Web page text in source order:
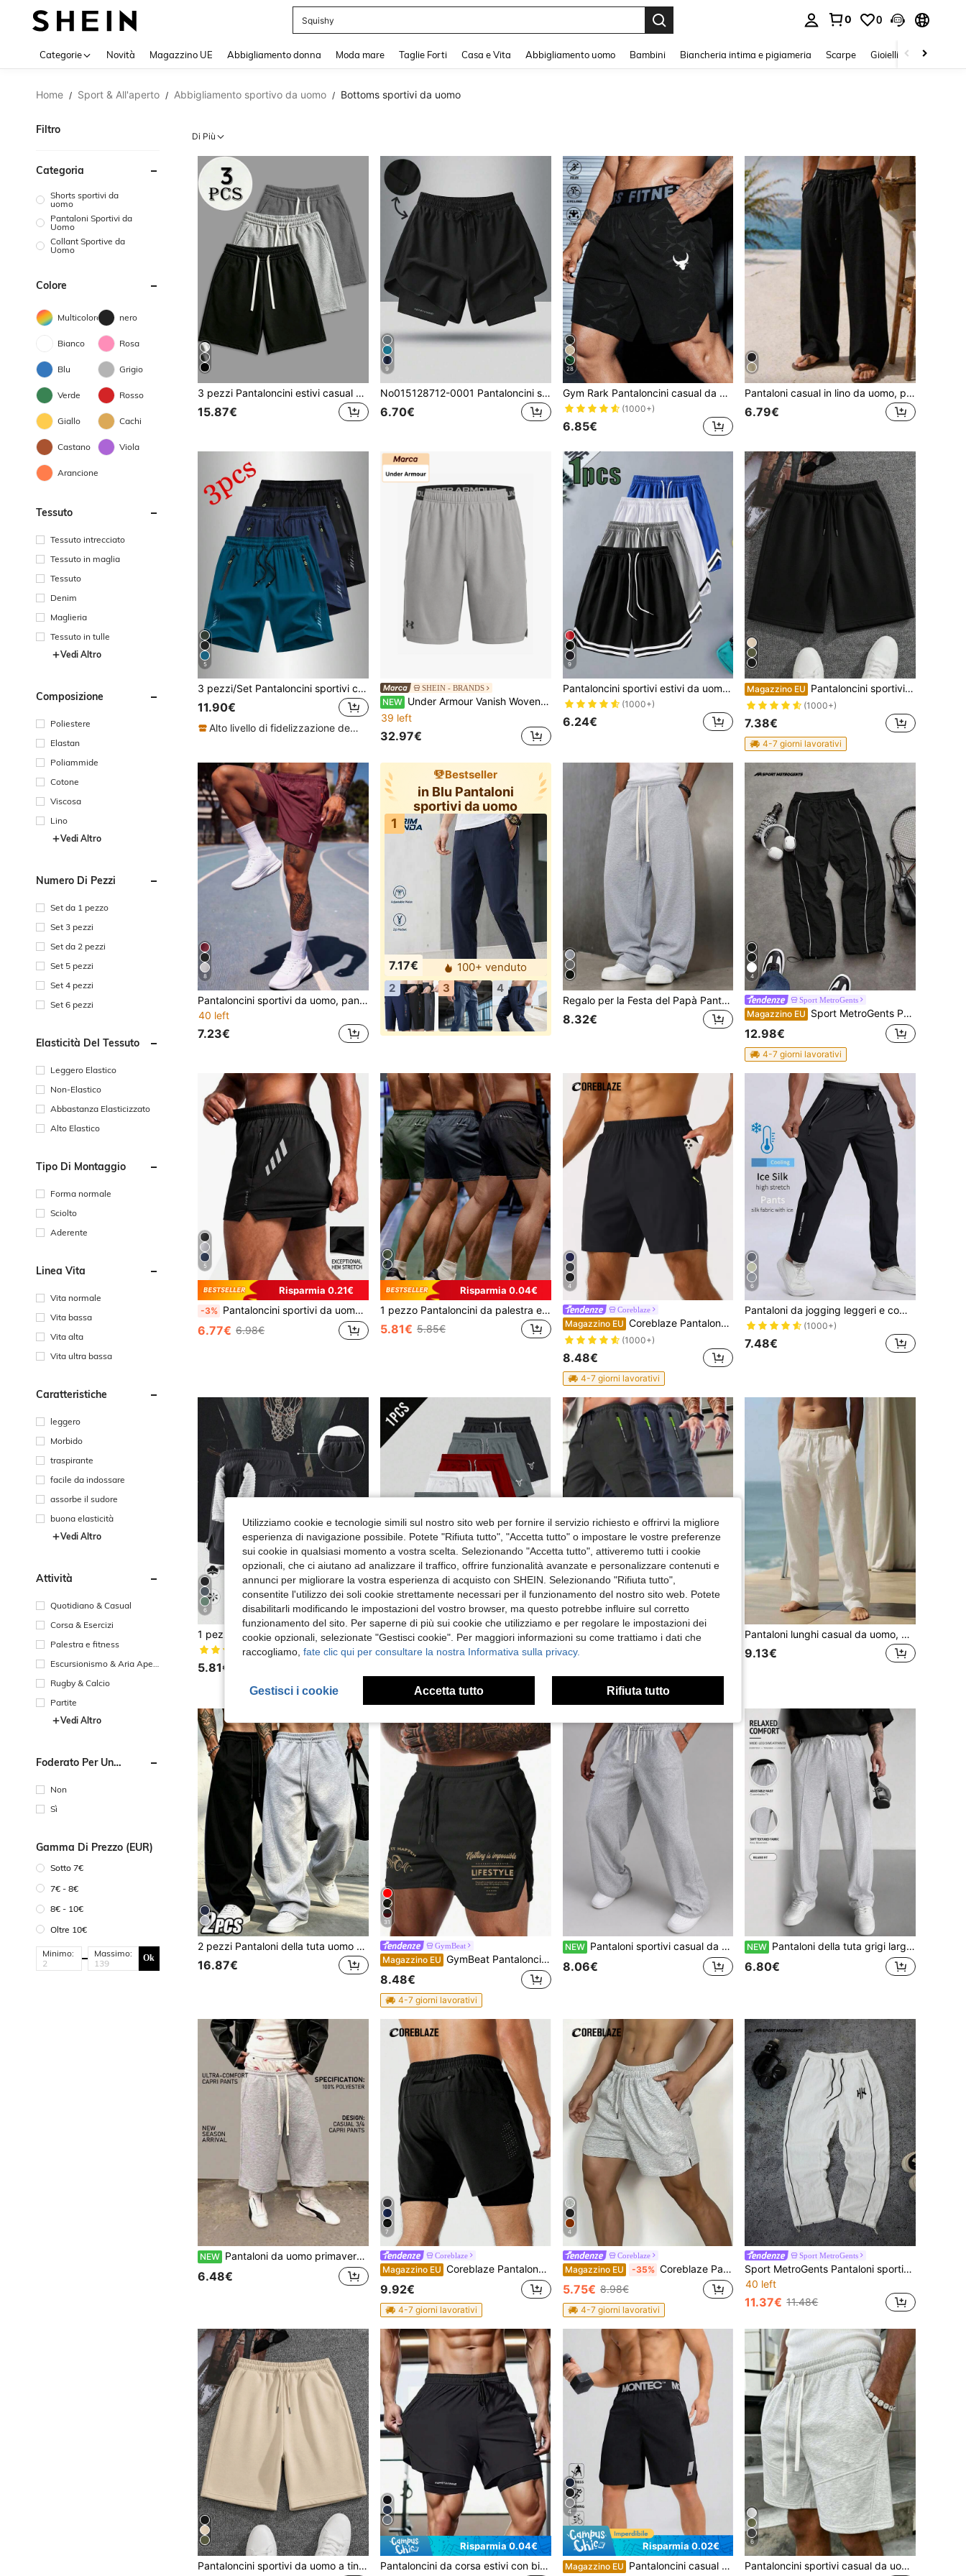
Squishy
0 0
Categorie Novità Magazzino UE Abbigliamento donna Moda mare Taglie Forti Casa e Vita Abbigliamento uomo Bambini Biancheria intima e pigiameria Scarpe Gioielli E Accessori
Home / Sport & All'aperto / Abbigliamento sportivo da uomo / Bottoms sportivi da uomo
Filtro
Categoria
Shorts sportivi da
uomo
Pantaloni Sportivi da
Uomo
Collant Sportive da
Uomo
Colore
Multicolore nero
Bianco Rosa
Blu Grigio
Verde Rosso
Giallo Cachi
Castano Viola
Arancione
Tessuto
Tessuto intrecciato
Tessuto in maglia
Tessuto
Denim
Maglieria
Tessuto in tulle
Vedi Altro
Composizione
Poliestere
Elastan
Poliammide
Cotone
Viscosa
Lino
Vedi Altro
Numero Di Pezzi
Set da 1 pezzo
Set 3 pezzi
Set da 2 pezzi
Set 5 pezzi
Set 4 pezzi
Set 6 pezzi
Elasticità Del Tessuto
Leggero Elastico
Non-Elastico
Abbastanza Elasticizzato
Alto Elastico
Tipo Di Montaggio
Forma normale
Sciolto
Aderente
Linea Vita
Vita normale
Vita bassa
Vita alta
Vita ultra bassa
Caratteristiche
leggero
Morbido
traspirante
facile da indossare
assorbe il sudore
buona elasticità
Vedi Altro
Attività
Quotidiano & Casual
Corsa & Esercizi
Palestra e fitness
Escursionismo & Aria Apert
Rugby & Calcio
Partite
Vedi Altro
Foderato Per Un
Non
Sì
Gamma Di Prezzo (EUR)
Sotto 7€
7€ - 8€
8€ - 10€
Oltre 10€
Minimo: Massimo: Ok
Di Più
3 pezzi Pantaloncini estivi casual da uomo - Vita elastica con coulisse, vestibilità ampia e traspirante per sport
15.87€
9
No015128712-0001 Pantaloncini sportivi casual unisex con vita con coulisse, tasche con zip, design a doppio strato, adatti per escursionismo, ciclismo, basket, corsa, pantaloncini boyfriend, sport indoor, primavera/estate, colore nero
6.70€
28
Gym Rark Pantaloncini casual da uomo stile boyfriend con stampa di toro e cinturino, pantaloncini neri da palestra, atletici, leggeri
(1000+)
6.85€
Pantaloni casual in lino da uomo, pantaloni sportivi leggeri e alla moda per l'estate
6.79€
5
3 pezzi/Set Pantaloncini sportivi casual larghi e ad asciugatura rapida da uomo con design a strisce riflettenti, tasche, adatti per la corsa e le attività all'aperto
11.90€
Alto livello di fidelizzazione dei clienti
SHEIN - BRANDS
NEW Under Armour Vanish Woven Men's 6" Shorts Grey
39 left
32.97€
9
Pantaloncini sportivi estivi da uomo per basket, con laccetto, elastico in vita, in rete, asciugatura rapida, colore nero
(1000+)
6.24€
Magazzino EU Pantaloncini sportivi da uomo a tinta unita, slim fit, lunghezza 5 pollici, leggeri e elastici, adatti per attività all'aperto come campeggio, jogging, allenamento di basket e gite del fine settimana
(1000+)
7.38€
4-7 giorni lavorativi
8
Pantaloncini sportivi da uomo, pantaloncini adatti per sport, fitness, corsa, abbigliamento da palestra, morbidi e non aderenti.
40 left
7.23€
Bestseller
in Blu Pantaloni
sportivi da uomo
1
7.17€
100+ venduto
2
3 4
Regalo per la Festa del Papà Pantaloni in maglia tinta unita minimalisti e versatili da uomo, adatti per sport e abbigliamento casual, alla moda e versatili
8.32€
4
Sport MetroGents
Magazzino EU Sport MetroGents Pantaloni casual da uomo con vita regolabile, pantaloni sportivi traspiranti per fitness autunnali, palestra
12.98€
4-7 giorni lavorativi
5
Risparmia 0.21€
-3% Pantaloncini sportivi da uomo, opzioni multicolore, pantaloncini sportivi da running da uomo, pantaloncini estivi da esterno traspiranti e ad asciugatura rapida, nero
6.77€ 6.98€
Risparmia 0.04€
1 pezzo Pantaloncini da palestra elastici da uomo, adatti per corsa, allenamento, fitness, basket, nero, per primavera/estate
5.81€ 5.85€
4
Coreblaze
Magazzino EU Coreblaze Pantaloncini sportivi da uomo con vita elastica, stile boyfriend, pantaloncini da jogging, leggeri
(1000+)
8.48€
4-7 giorni lavorativi
6
Pantaloni da jogging leggeri e comodi da uomo, con tasche con cerniera e vita elastica con coulisse, tessuto morbido e delicato sulla pelle, pantaloni a gamba dritta versatili con coulisse, pantaloni lunghi sportivi di moda in colore unito minimalista, adatti per il lavoro quotidiano, l'abbigliamento casual, la casa, l'esterno, la strada, il riscaldamento, le vacanze, il tempo libero e la pesca
(1000+)
7.48€
6
1 pezzo Pantaloncini sportivi da uomo 2 in 1 con fodera interna, vita elastica, pantaloni sportivi per fitness, corsa, casual primavera e estate, colore nero
(1000+)
5.81€
14
Risparmia 0.22€
Magazzino EU -2% Gym Rark Pantaloncini sportivi da uomo con coulisse in vita e stampa di toro
(1000+)
4-7 giorni lavorativi
Risparmia 0.01€
5.43€
Pantaloni lunghi casual da uomo, gamba dritta, pantaloni da esterno, ottimo regalo per il fidanzato e il padre sportivo
9.13€
2 pezzi Pantaloni della tuta uomo stile retrò e morbidi con laccetto, pantaloni casual per primavera/estate, classici in nero e grigio versatili, design con laccetto adatto a diverse vita, adatti per uso quotidiano, campus, palestra, sport e tempo libero, regalo ideale per padre e fidanzato
16.87€
31
GymBeat
Magazzino EU GymBeat Pantaloncini sportivi estivi da uomo con stampa grafica e lettera, vita con coulisse, pantaloncini da corsa, palestra
8.48€
4-7 giorni lavorativi
NEW Pantaloni sportivi casual da uomo, design a gamba dritta ampia, adatti per uso casual all'aperto, abbigliamento da pendolare, pantaloni della tuta pesanti per primavera/autunno
8.06€
NEW Pantaloni della tuta grigi larghi e ampi da uomo, pantaloni casual da casa, design con cucitura anteriore, vita con coulisse, tasche laterali
6.80€
NEW Pantaloni da uomo primavera/estate 7/10, pantaloni sportivi casual alla moda, campus, skateboard, outfit, stile sportivo, tessuto lavorato a maglia, materiale durevole
6.48€
7
Coreblaze
Magazzino EU Coreblaze Pantaloncini sportivi da uomo Manfinity con vita con coulisse, 2 in 1, elastici, con tasche per telefono, pantaloncini da palestra, pantaloncini da uomo, pantaloncini da basket, disinfettante per le mani, leggeri
9.92€
4-7 giorni lavorativi
4
Coreblaze
Magazzino EU -35% Coreblaze Pantaloncini sportivi estivi da uomo di stile boyfriend, tinta unita, minimalisti, adatti per uso quotidiano e palestra, pantaloncini grigi estivi, pantaloncini da palestra da uomo, pantaloncini grigio chiaro, leggeri
5.75€ 8.98€
4-7 giorni lavorativi
Sport MetroGents
Sport MetroGents Pantaloni sportivi bianchi lunghi con zip e design a lettere in tessuto intrecciato
40 left
11.37€ 11.48€
Pantaloncini sportivi da uomo a tinta unita slim fit da 5 pollici, leggeri ed elastici per attività all'aperto, adatti per campeggio, jogging, allenamento di basket e attività quotidiane del fine settimana
Risparmia 0.04€
Pantaloncini da corsa estivi con biancheria intima integrata, pantaloni da allenamento stile boyfriend da uomo 3/4 per palestra, fitness e sport
4
Risparmia 0.02€
Magazzino EU Pantaloncini casual estivi da uomo, pantaloncini bermuda sportivi da esterno traspiranti e ad asciugatura rapida, colore nero
6
Pantaloncini sportivi casual da uomo con vestibilità ampia, realizzati in 100% fibra di poliestere, adatti per fitness, giochi con la palla, allenamento, corsa, esercizio, streetwear, campeggio, spiaggia, calcio, con design a vita elastica e coulisse regolabile, adatti come regalo di compleanno per padre e fidanzato, pantaloncini unisex
Utilizziamo cookie e tecnologie simili sul nostro sito web per fornire il servizio richiesto e offrirvi la migliore
esperienza di navigazione possibile. Potete "Rifiuta tutto", "Accetta tutto" o impostare le vostre preferenze
sui cookie in qualsiasi momento a vostra scelta. Selezionando "Accetta tutto", attiveremo tutti i cookie
opzionali, che ci aiutano ad analizzare il traffico, offrire funzionalità avanzate e personalizzare contenuti e
annunci per migliorare la vostra esperienza di acquisto con SHEIN. Selezionando "Rifiuta tutto",
consentite l'utilizzo dei soli cookie strettamente necessari per il funzionamento del nostro sito web. Potete
disabilitarli modificando le impostazioni del vostro browser, ma questo potrebbe influire sul corretto
funzionamento del sito. Per saperne di più sui cookie che utilizziamo e per regolare le impostazioni dei
cookie opzionali, selezionate "Gestisci cookie". Per maggiori informazioni su come trattiamo i dati che
raccogliamo, fate clic qui per consultare la nostra Informativa sulla privacy.
Gestisci i cookie Accetta tutto Rifiuta tutto